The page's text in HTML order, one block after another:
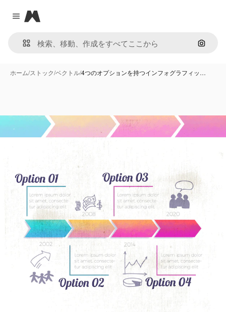
Close menu
Magnific
画像で
ホーム/ストック/ベクトル/4つのオプションを持つインフォグラフィッ…